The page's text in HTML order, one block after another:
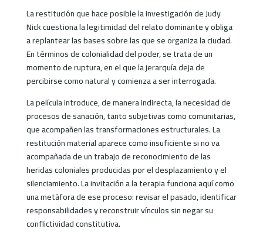
La restitución que hace posible la investigación de Judy
Nick cuestiona la legitimidad del relato dominante y obliga
a replantear las bases sobre las que se organiza la ciudad.
En términos de colonialidad del poder, se trata de un
momento de ruptura, en el que la jerarquía deja de
percibirse como natural y comienza a ser interrogada.
La película introduce, de manera indirecta, la necesidad de
procesos de sanación, tanto subjetivas como comunitarias,
que acompañen las transformaciones estructurales. La
restitución material aparece como insuficiente si no va
acompañada de un trabajo de reconocimiento de las
heridas coloniales producidas por el desplazamiento y el
silenciamiento. La invitación a la terapia funciona aquí como
una metáfora de ese proceso: revisar el pasado, identificar
responsabilidades y reconstruir vínculos sin negar su
conflictividad constitutiva.